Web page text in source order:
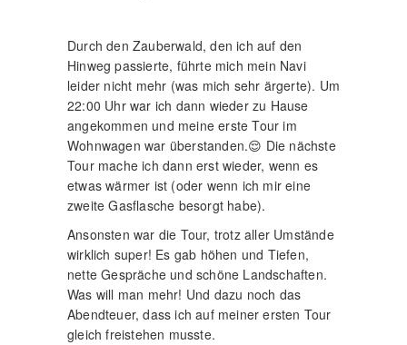
Durch den Zauberwald, den ich auf den
Hinweg passierte, führte mich mein Navi
leider nicht mehr (was mich sehr ärgerte). Um
22:00 Uhr war ich dann wieder zu Hause
angekommen und meine erste Tour im
Wohnwagen war überstanden.😌 Die nächste
Tour mache ich dann erst wieder, wenn es
etwas wärmer ist (oder wenn ich mir eine
zweite Gasflasche besorgt habe).
Ansonsten war die Tour, trotz aller Umstände
wirklich super! Es gab höhen und Tiefen,
nette Gespräche und schöne Landschaften.
Was will man mehr! Und dazu noch das
Abendteuer, dass ich auf meiner ersten Tour
gleich freistehen musste.